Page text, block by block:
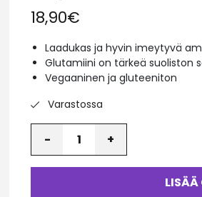
18,90€
Laadukas ja hyvin imeytyvä
Glutamiini on tärkeä suoliston
Vegaaninen ja gluteeniton
Varastossa
LISÄÄ